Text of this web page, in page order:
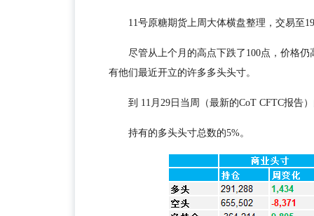
11号原糖期货上周大体横盘整理，交易至
尽管从上个月的高点下跌了100点，价格
有他们最近开立的许多多头头寸。
到 11月29日当周（最新的CoT CFTC报告
持有的多头头寸总数的5%。